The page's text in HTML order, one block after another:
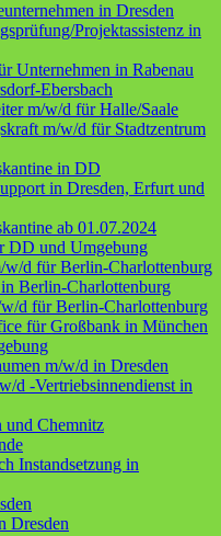
in Dresden
Projektassistenz in
Unternehmen in Rabenau
Ebersbach
m/w/d für Halle/Saale
m/w/d für Stadtzentrum
in DD
in Dresden, Erfurt und
ab 01.07.2024
DD und Umgebung
w/d für Berlin-Charlottenburg
Berlin-Charlottenburg
d für Berlin-Charlottenburg
für Großbank in München
m/w/d in Dresden
d -Vertriebsinnendienst in
und Chemnitz
Instandsetzung in
Dresden